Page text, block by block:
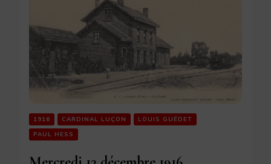
1916 CARDINAL LUÇON
LOUIS GUÉDET
PAUL HESS